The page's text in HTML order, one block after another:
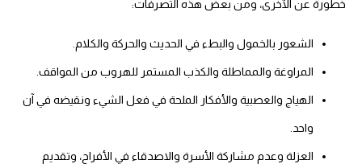
خطورة عن الآخرى، ومن بعض هذه التصرفات:
الشعور بالخمول والبطء في الحديث والحركة والكلام.
المراوغة والمماطلة والكذب المستمر للهروب من المواقف.
الهياج والعصبية والأفكار الملحة في فعل الشيء ونقيضه في آن
واحد.
العزلة وعدم مشاركة الأسرة والاصدقاء في الأفراح، وتقديم